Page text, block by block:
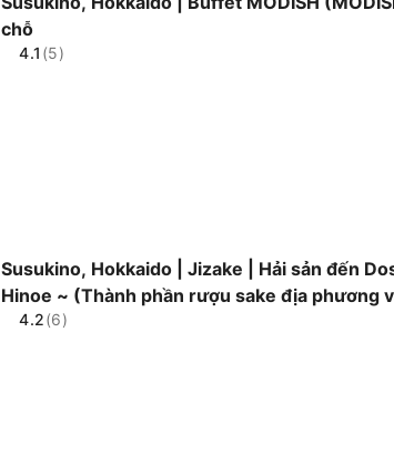
chỗ
4.1 (5)
Susukino, Hokkaido | Jizake | Hải sản đến
Hinoe ~ (Thành phần rượu sake địa phương
Hei ~) | Chỉ đặt chỗ
4.2(6)